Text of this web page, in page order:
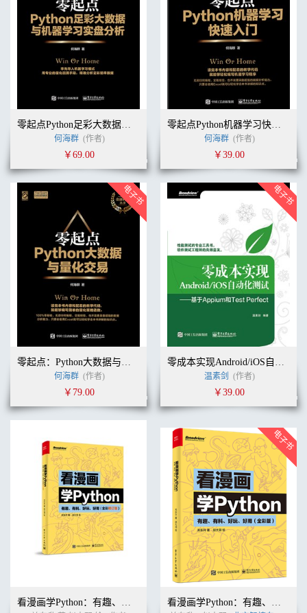
零起点Python足彩大数据与机器学习实盘分析
何海群 (作者)
￥69.00
零起点Python机器学习快速入门
何海群 (作者)
￥39.00
零起点：Python大数据与量化交易
何海群 (作者)
￥79.00
零成本实现Android/iOS自动化测试——基于Appium和Test Perfect
温素剑 (作者)
￥39.00
看漫画学Python：有趣、有料、好玩、好用（全彩修订版） 看漫画学Python：有趣、有料、好玩、好用（全彩版）